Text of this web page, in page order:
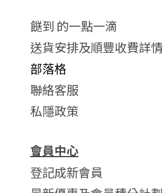
餸到 的一點一滴
送貨安排及順豐收費詳情
部落格
聯絡客服
私隱政策
會員中心
登記成新會員